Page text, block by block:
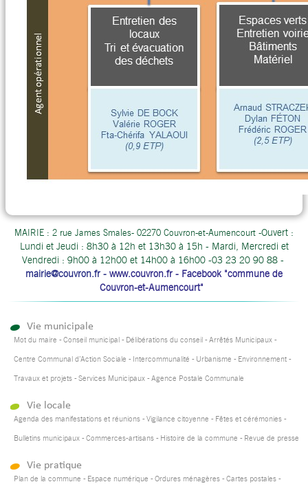
MAIRIE : 2 rue James Smales- 02270 Couvron-et-Aumencourt -Ouvert :
Lundi et Jeudi : 8h30 à 12h et 13h30 à 15h - Mardi, Mercredi et
Vendredi : 9h00 à 12h00 et 14h00 à 16h00 -03 23 20 90 88 -
mairie@couvron.fr - www.couvron.fr - Facebook "commune de
Couvron-et-Aumencourt"
Vie municipale
Mot du maire Conseil municipal Délibérations du conseil Arrêtés Municipaux
Centre Communal d’Action Sociale Intercommunalité Urbanisme Environnement
Travaux et projets Services Municipaux Agence Postale Communale
Vie locale
Agenda des manifestations et réunions Vigilance citoyenne Fêtes et cérémonies
Bulletins municipaux Commerces-artisans Histoire de la commune Revue de presse
Vie pratique
Plan de la commune Espace numérique Ordures ménagères Cartes postales